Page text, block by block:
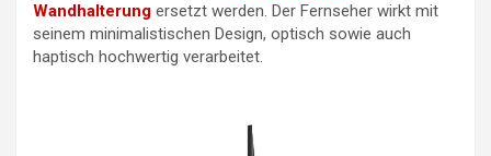
Wandhalterung ersetzt werden. Der Fernseher wirkt mit
seinem minimalistischen Design, optisch sowie auch
haptisch hochwertig verarbeitet.